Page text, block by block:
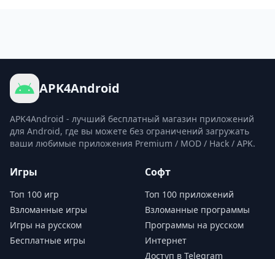
APK4Android
APK4Android - лучший бесплатный магазин приложений
для Android, где вы можете без ограничений загружать
ваши любимые приложения Premium / MOD / Hack / APK.
Игры
Топ 100 игр
Взломанные игры
Игры на русском
Бесплатные игры
Софт
Топ 100 приложений
Взломанные программы
Программы на русском
Интернет
Доступ в Telegram